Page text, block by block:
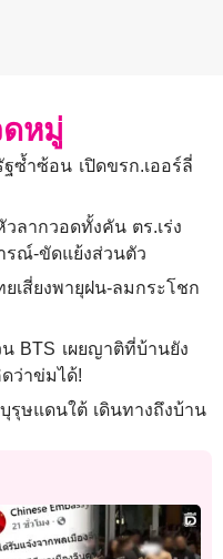
หมู่
ซ้ำซ้อน เปิดขรก.เออร์ลี่
ลากวอดทั้งคัน ตร.เร่ง
รณ์-ขัดแย้งส่วนตัว
เสี่ยงพายุฝน-ลมกระโชก
น BTS เผยญาติที่บ้านยัง
ว่าข่มได้!
รุษแดนใต้ เดินทางถึงบ้าน